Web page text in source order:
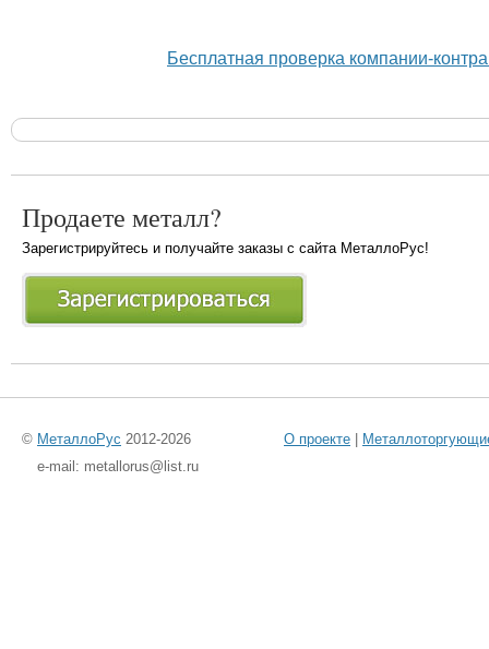
Бесплатная проверка компании-
Продаете металл?
Зарегистрируйтесь и получайте заказы с сайта МеталлоРус!
© МеталлоРус 2012-2026 О проекте
e-mail: metallorus@list.ru